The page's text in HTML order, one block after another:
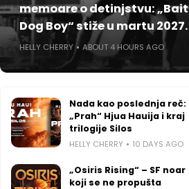
memoare o detinjstvu: „Bait
Dog Boy“ stiže u martu 2027.
HELLY CHERRY ABOUT 4 HOURS AGO
Nada kao poslednja reč:
„Prah“ Hjua Hauija i kraj
trilogije Silos
HELLY CHERRY 10 DAYS AGO
„Osiris Rising“ – SF noar
koji se ne propušta